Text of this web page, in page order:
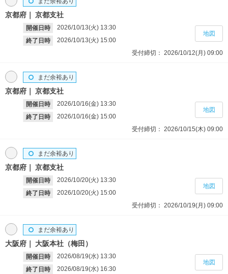
京都府 京都支社
開催日時 2026/10/13(火) 13:30
終了日時
2026/10/13(火) 15:00
受付締切： 2026/10/12(月) 09:00
地図
京都府 京都支社
開催日時 2026/10/16(金) 13:30
終了日時
2026/10/16(金) 15:00
まだ余裕あり
受付締切： 2026/10/15(木) 09:00
地図
京都府 京都支社
開催日時 2026/10/20(火) 13:30
終了日時
2026/10/20(火) 15:00
まだ余裕あり
受付締切： 2026/10/19(月) 09:00
地図
大阪府 大阪本社（梅田）
開催日時 2026/08/19(水) 13:30
終了日時
2026/08/19(水) 16:30
まだ余裕あり
地図